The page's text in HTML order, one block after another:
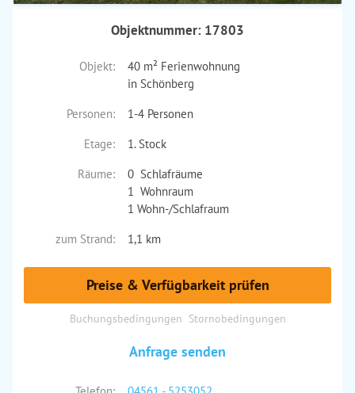
Objektnummer: 17803
Objekt:
40 m² Ferienwohnung
in Schönberg
Personen:
1-4 Personen
Etage:
1. Stock
Räume:
0 Schlafräume
1 Wohnraum
1 Wohn-/Schlafraum
zum Strand:
1,1 km
Preise & Verfügbarkeit prüfen
Buchungsbedingungen Stornobedingungen
Anfrage senden